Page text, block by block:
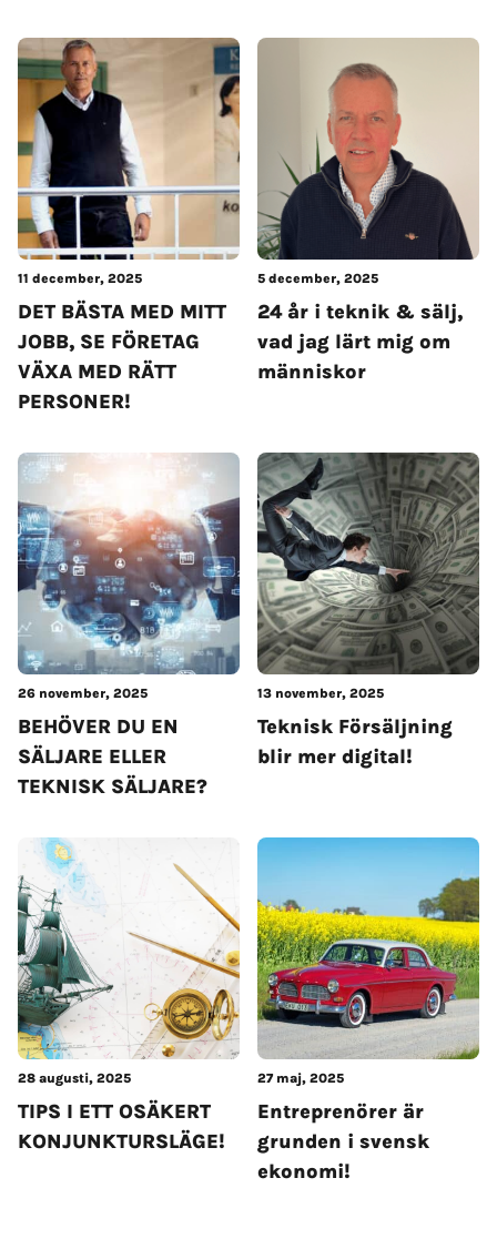
11 december, 2025
DET BÄSTA MED MITT
JOBB, SE FÖRETAG
VÄXA MED RÄTT
PERSONER!
5 december, 2025
24 år i teknik & sälj,
vad jag lärt mig om
människor
26 november, 2025
BEHÖVER DU EN
SÄLJARE ELLER
TEKNISK SÄLJARE?
13 november, 2025
Teknisk Försäljning
blir mer digital!
28 augusti, 2025
TIPS I ETT OSÄKERT
KONJUNKTURSLÄGE!
27 maj, 2025
Entreprenörer är
grunden i svensk
ekonomi!